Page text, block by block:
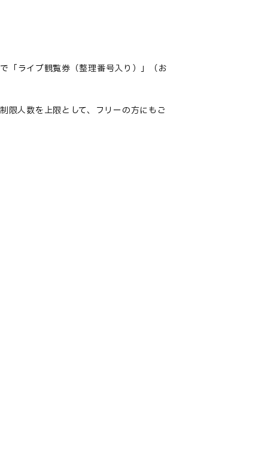
「ライブ観覧券（整理番号入り）」（お
限人数を上限として、フリーの方にもご